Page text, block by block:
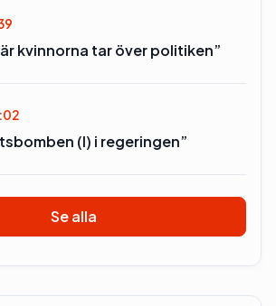
kvinnorna tar över politiken”
(l) i regeringen”
Se alla